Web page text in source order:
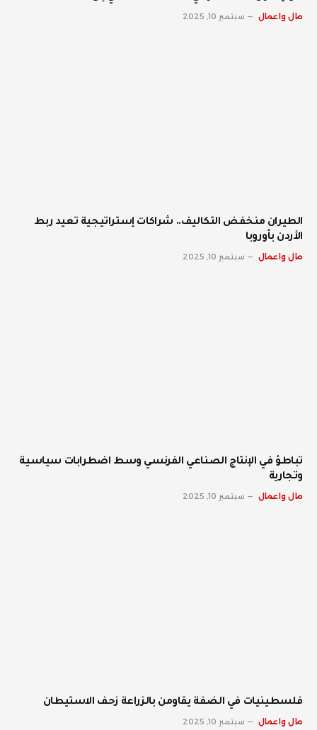
مال واعمال سبتمبر 10, 2025
الطيران منخفض التكاليف.. شراكات إستراتيجية تعيد ربط
الأردن بأوروبا
مال واعمال سبتمبر 10, 2025
تباطؤ في الإنتاج الصناعي الفرنسي وسط اضطرابات سياسية
وتجارية
مال واعمال سبتمبر 10, 2025
فلسطينيات في الضفة يقاومن بالزراعة زحف الاستيطان
مال واعمال سبتمبر 10, 2025